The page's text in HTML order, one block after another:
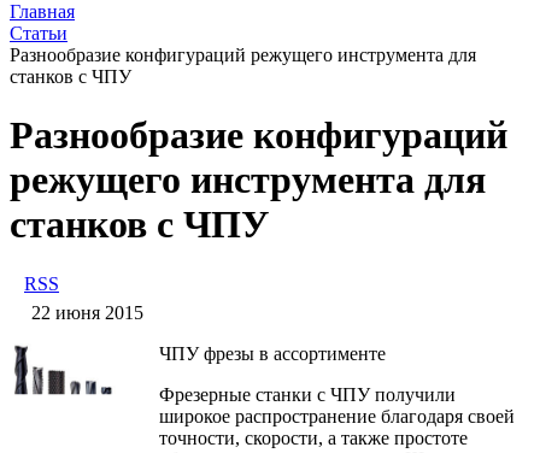
Главная
Статьи
​Разнообразие конфигураций режущего инструмента для
станков с ЧПУ
​Разнообразие конфигураций
режущего инструмента для
станков с ЧПУ
RSS
22 июня 2015
ЧПУ фрезы в ассортименте
Фрезерные станки с ЧПУ получили
широкое распространение благодаря своей
точности, скорости, а также простоте